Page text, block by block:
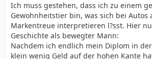
Ich muss gestehen, dass ich zu einem
Gewohnheitstier bin, was sich bei Autos
Markentreue interpretieren l?sst. Hier
Geschichte als bewegter Mann:
Nachdem ich endlich mein Diplom in
klein wenig Geld auf der hohen Kante